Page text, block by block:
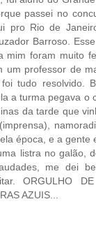
passei no
pro Rio de
Barroso.
mim foram muito
um professor de
tudo resolvido.
a turma pegava o
da tarde que
época, e a gente
listra no galão,
me dei
ORGULHO
AZUIS...